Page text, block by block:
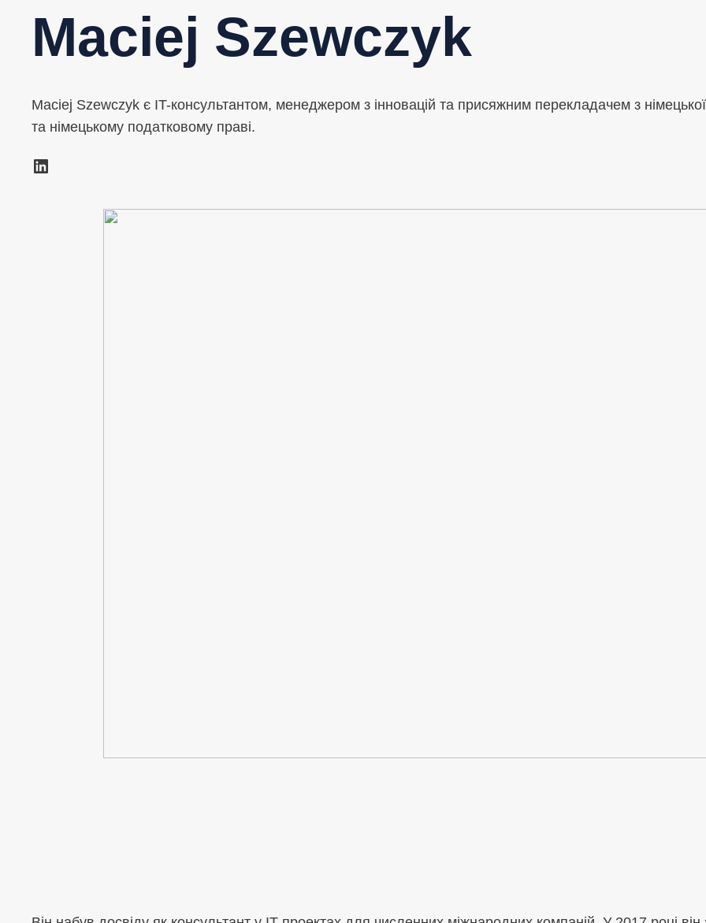
Maciej Szewczyk
Maciej Szewczyk є IT-консультантом, менеджером з інновацій та присяжним перекладачем з
та німецькому податковому праві.
LinkedIn